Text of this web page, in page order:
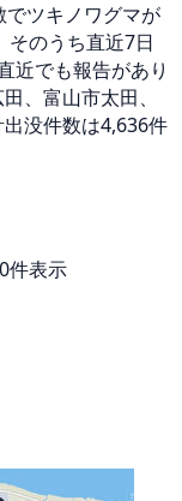
ツキノワグマが
そのうち直近7日
近でも報告があり
、富山市太田、
没件数は4,636件
件表示